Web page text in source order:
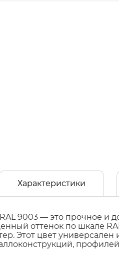
Характеристики
9003 — это прочное
оттенок по шкале
Этот цвет